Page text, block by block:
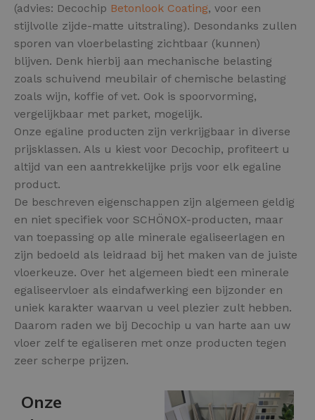
(advies: Decochip Betonlook Coating, voor een
stijlvolle zijde-matte uitstraling). Desondanks zullen
sporen van vloerbelasting zichtbaar (kunnen)
blijven. Denk hierbij aan mechanische belasting
zoals schuivend meubilair of chemische belasting
zoals wijn, koffie of vet. Ook is spoorvorming,
vergelijkbaar met parket, mogelijk.
Onze egaline producten zijn verkrijgbaar in diverse
prijsklassen. Als u kiest voor Decochip, profiteert u
altijd van een aantrekkelijke prijs voor elk egaline
product.
De beschreven eigenschappen zijn algemeen geldig
en niet specifiek voor SCHÖNOX-producten, maar
van toepassing op alle minerale egaliseerlagen en
zijn bedoeld als leidraad bij het maken van de juiste
vloerkeuze. Over het algemeen biedt een minerale
egaliseervloer als eindafwerking een bijzonder en
uniek karakter waarvan u veel plezier zult hebben.
Daarom raden we bij Decochip u van harte aan uw
vloer zelf te egaliseren met onze producten tegen
zeer scherpe prijzen.
Onze